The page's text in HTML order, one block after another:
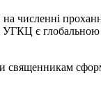
численні
УГКЦ є